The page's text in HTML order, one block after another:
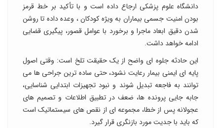
دانشگاه علوم پزشکی ارجاع داده است و با تأکید بر خط قرمز
بودن امنیت جسمی بیماران به ویژه کودکان ، وعده داده تا روشن
شدن دقیق ابعاد ماجرا و برخورد با عوامل قصور، پیگیری قضایی
ادامه خواهد داشت.
این حادثه جلوه ای واضح از یک حقیقت تلخ است: وقتی اصول
پایه ای ایمنی بیمار رعایت نشود، حتی ساده ترین جراحی ها می
توانند به فاجعه تبدیل شوند و نبود تجهیزات ابتدایی شناسایی،
جابه جایی پرونده ها، ضعف در تطبیق اطلاعات و تصمیم های
عجولانه پس از خطا، مجموعه ای از نقص های سیستماتیک است
که باید با جدیت مورد بازنگری قرار گیرد.